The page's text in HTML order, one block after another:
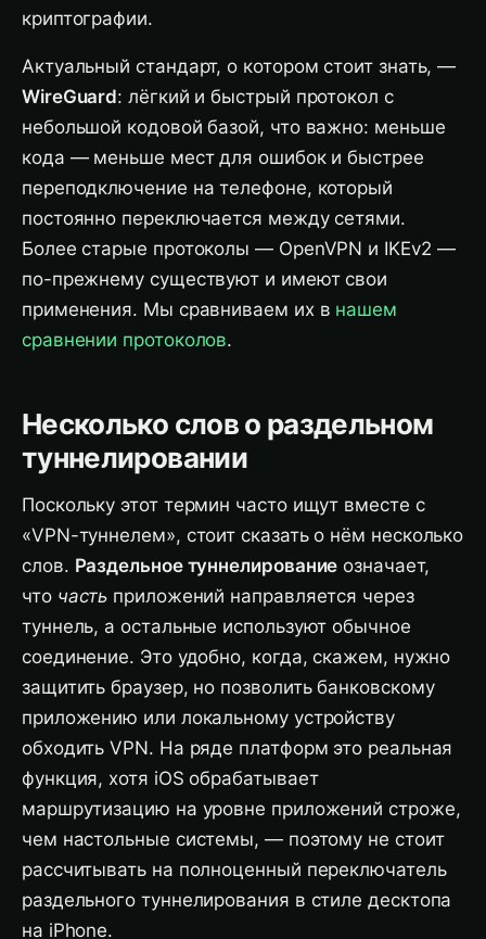
криптографии.
Актуальный стандарт, о котором стоит знать, —
WireGuard: лёгкий и быстрый протокол с
небольшой кодовой базой, что важно: меньше
кода — меньше мест для ошибок и быстрее
переподключение на телефоне, который
постоянно переключается между сетями.
Более старые протоколы — OpenVPN и IKEv2 —
по-прежнему существуют и имеют свои
применения. Мы сравниваем их в нашем
сравнении протоколов.
Несколько слов о раздельном
туннелировании
Поскольку этот термин часто ищут вместе с
«VPN-туннелем», стоит сказать о нём несколько
слов. Раздельное туннелирование означает,
что часть приложений направляется через
туннель, а остальные используют обычное
соединение. Это удобно, когда, скажем, нужно
защитить браузер, но позволить банковскому
приложению или локальному устройству
обходить VPN. На ряде платформ это реальная
функция, хотя iOS обрабатывает
маршрутизацию на уровне приложений строже,
чем настольные системы, — поэтому не стоит
рассчитывать на полноценный переключатель
раздельного туннелирования в стиле десктопа
на iPhone.